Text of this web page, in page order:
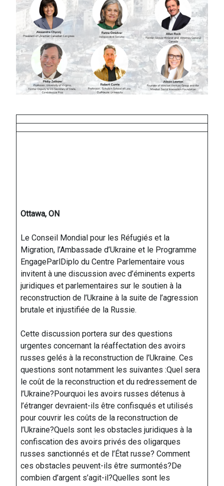
Ottawa, ON
Le Conseil Mondial pour les Réfugiés et la
Migration, l’Ambassade d’Ukraine et le Programme
EngageParlDiplo du Centre Parlementaire vous
invitent à une discussion avec d’éminents experts
juridiques et parlementaires sur le soutien à la
reconstruction de l’Ukraine à la suite de l’agression
brutale et injustifiée de la Russie.
Cette discussion portera sur des questions
urgentes concernant la réaffectation des avoirs
russes gelés à la reconstruction de l’Ukraine. Ces
questions sont notamment les suivantes :Quel sera
le coût de la reconstruction et du redressement de
l’Ukraine?Pourquoi les avoirs russes détenus à
l’étranger devraient-ils être confisqués et utilisés
pour couvrir les coûts de la reconstruction de
l’Ukraine?Quels sont les obstacles juridiques à la
confiscation des avoirs privés des oligarques
russes sanctionnés et de l’État russe? Comment
ces obstacles peuvent-ils être surmontés?De
combien d’argent s’agit-il?Quelles sont les